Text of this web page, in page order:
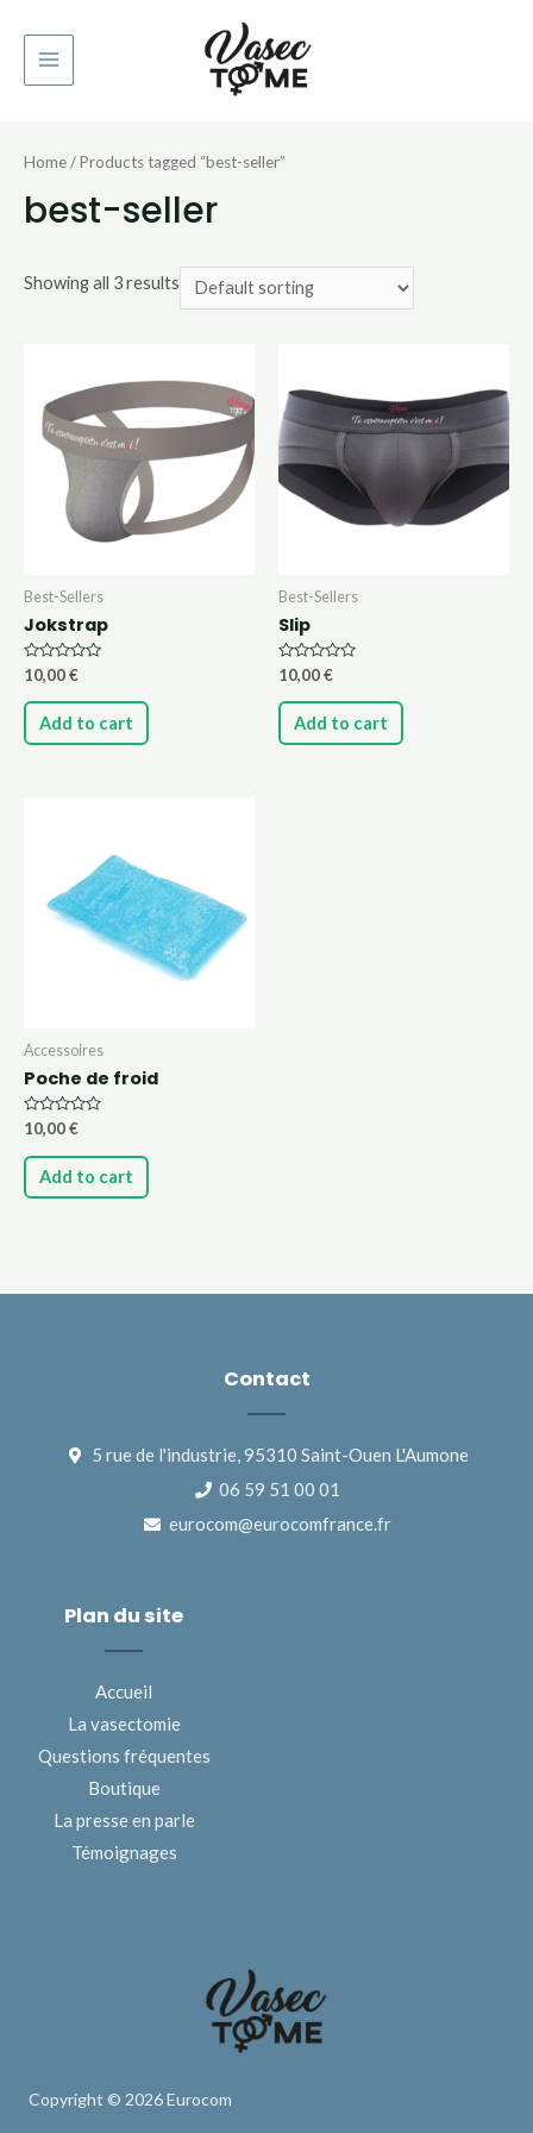
Home/ Products tagged “best-seller”
best-seller
Showing all 3 results
Best-Sellers
Jokstrap
Rated
0
out
10,00€
Add to cart
Best-Sellers
Slip
Rated
0
out
10,00€
Add to cart
Accessoires
Poche de froid
Rated
0
out
10,00€
Add to cart
Copyright © 2026 Eurocom
Plan du site
Accueil
La vasectomie
Questions fréquentes
Boutique
La presse en parle
Témoignages
Contact
5 rue de l'industrie, 95310 Saint-Ouen L'Aumone
06 59 51 00 01
eurocom@eurocomfrance.fr